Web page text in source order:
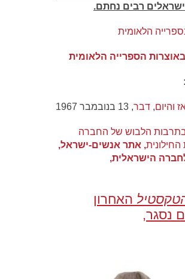
רבים נחתם.
הלאומית
הספרייה הלאומית
והיום, דבר, 13 בנובמבר 1967
בתרבות הלבוש של החברה
, אתר אנשים-ישראל,
הישראלית,
האחרון
נסגר,